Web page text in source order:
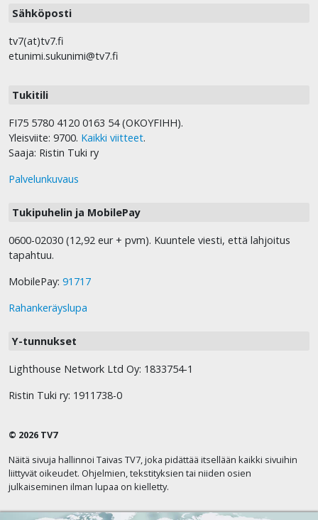
Sähköposti
tv7(at)tv7.fi
etunimi.sukunimi@tv7.fi
Tukitili
FI75 5780 4120 0163 54 (OKOYFIHH).
Yleisviite: 9700. Kaikki viitteet.
Saaja: Ristin Tuki ry
Palvelunkuvaus
Tukipuhelin ja MobilePay
0600-02030 (12,92 eur + pvm). Kuuntele viesti, että lahjoitus
tapahtuu.
MobilePay: 91717
Rahankeräyslupa
Y-tunnukset
Lighthouse Network Ltd Oy: 1833754-1
Ristin Tuki ry: 1911738-0
© 2026 TV7
Näitä sivuja hallinnoi Taivas TV7, joka pidättää itsellään kaikki sivuihin
liittyvät oikeudet. Ohjelmien, tekstityksien tai niiden osien
julkaiseminen ilman lupaa on kielletty.